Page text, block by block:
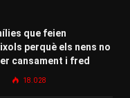
que feien
perquè els nens no
cansament i fred
18.028